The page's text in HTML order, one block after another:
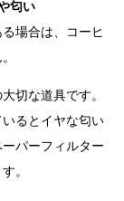
匂い
場合は、コーヒ
切な道具です。
るとイヤな匂い
パーフィルター
。